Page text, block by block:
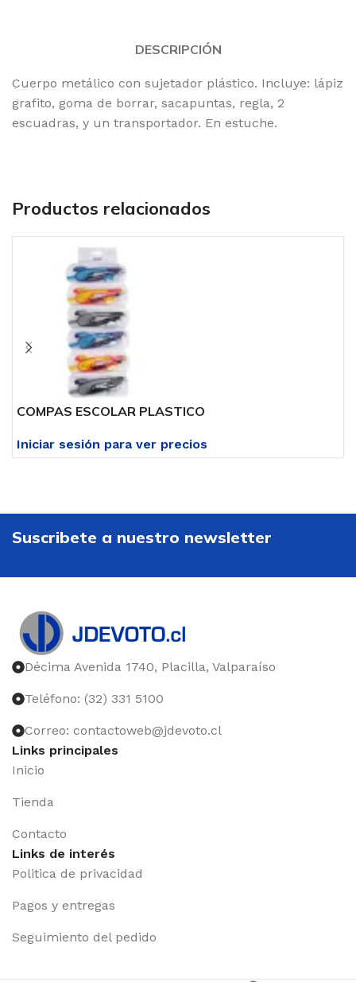
DESCRIPCIÓN
Cuerpo metálico con sujetador plástico. Incluye: lápiz
grafito, goma de borrar, sacapuntas, regla, 2
escuadras, y un transportador. En estuche.
Productos relacionados
COMPAS ESCOLAR PLASTICO
Iniciar sesión para ver precios
Suscribete a nuestro newsletter
Décima Avenida 1740, Placilla, Valparaíso
Teléfono: (32) 331 5100
Correo: contactoweb@jdevoto.cl
Links principales
Inicio
Tienda
Contacto
Links de interés
Politica de privacidad
Pagos y entregas
Seguimiento del pedido
Iniciar